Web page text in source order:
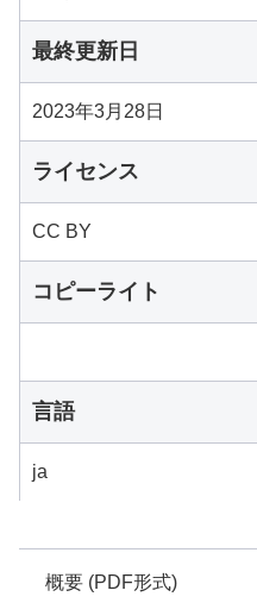
概要 (PDF形式)
最終更新日
2023年3月28日
ライセンス
CC BY
コピーライト
言語
ja